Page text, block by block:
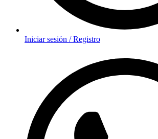
Iniciar sesión / Registro